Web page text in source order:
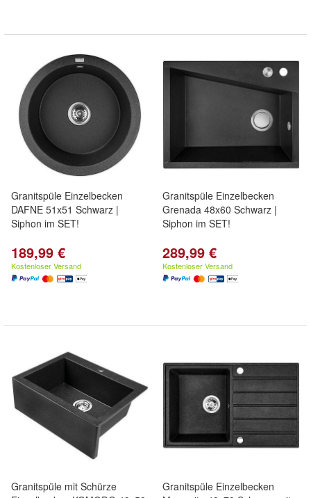
Granitspüle Einzelbecken
DAFNE 51x51 Schwarz |
Siphon im SET!
189,99 €
Kostenloser Versand
Granitspüle Einzelbecken
Grenada 48x60 Schwarz |
Siphon im SET!
289,99 €
Kostenloser Versand
Granitspüle mit Schürze
Granitspüle Einzelbecken